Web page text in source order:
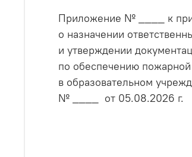
Приложение № ____ к
о назначении
и утверждении
по обеспечению пожарной
в образовательном
№ ____ от 05.08.2026 г.